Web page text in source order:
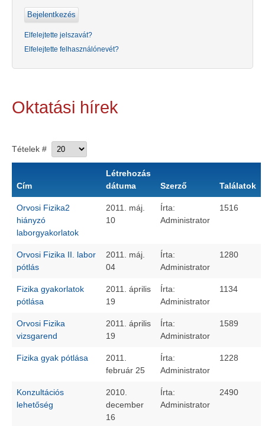
Elfelejtette jelszavát?
Elfelejtette felhasználónevét?
Oktatási hírek
Tételek #
Cím
Létrehozás
dátuma
Szerző Találatok
Orvosi Fizika2
hiányzó
laborgyakorlatok
2011. máj.
10
Írta:
Administrator
1516
Orvosi Fizika II. labor
pótlás
2011. máj.
04
Írta:
Administrator
1280
Fizika gyakorlatok
pótlása
2011. április
19
Írta:
Administrator
1134
Orvosi Fizika
vizsgarend
2011. április
19
Írta:
Administrator
1589
Fizika gyak pótlása
2011.
február 25
Írta:
Administrator
1228
Konzultációs
lehetőség
2010.
december
16
Írta:
Administrator
2490